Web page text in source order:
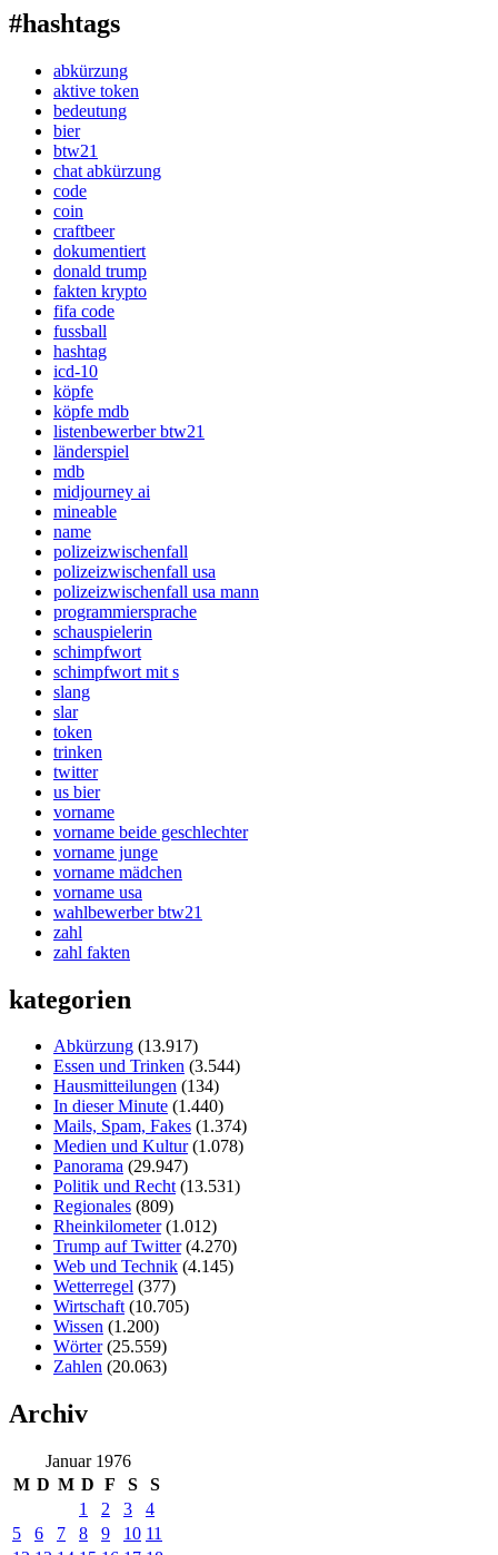
#hashtags
abkürzung
aktive token
bedeutung
bier
btw21
chat abkürzung
code
coin
craftbeer
dokumentiert
donald trump
fakten krypto
fifa code
fussball
hashtag
icd-10
köpfe
köpfe mdb
listenbewerber btw21
länderspiel
mdb
midjourney ai
mineable
name
polizeizwischenfall
polizeizwischenfall usa
polizeizwischenfall usa mann
programmiersprache
schauspielerin
schimpfwort
schimpfwort mit s
slang
slar
token
trinken
twitter
us bier
vorname
vorname beide geschlechter
vorname junge
vorname mädchen
vorname usa
wahlbewerber btw21
zahl
zahl fakten
kategorien
Abkürzung (13.917)
Essen und Trinken (3.544)
Hausmitteilungen (134)
In dieser Minute (1.440)
Mails, Spam, Fakes (1.374)
Medien und Kultur(1.078)
Panorama (29.947)
Politik und Recht(13.531)
Regionales (809)
Rheinkilometer(1.012)
Trump auf Twitter(4.270)
Web und Technik (4.145)
Wetterregel (377)
Wirtschaft(10.705)
Wissen (1.200)
Wörter(25.559)
Zahlen (20.063)
Archiv
Januar 1976
M D M D F S
S
1
2 3
4
5
6 7 8 9 10 11